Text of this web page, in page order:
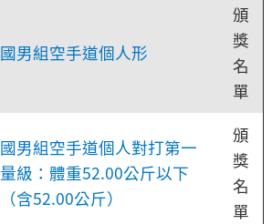
國男組空手道個人形
頒
獎
名
單
國男組空手道個人對打第一
量級：體重52.00公斤以下
（含52.00公斤）
頒
獎
名
單